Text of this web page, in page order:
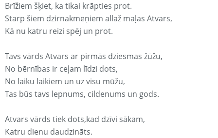
Brīžiem šķiet, ka tikai krāpties prot.
Starp šiem dzirnakmeņiem allaž maļas Atvars,
Kā nu katru reizi spēj un prot.
Tavs vārds Atvars ar pirmās dziesmas žūžu,
No bērnības ir ceļam līdzi dots,
No laiku laikiem un uz visu mūžu,
Tas būs tavs lepnums, cildenums un gods.
Atvars vārds tiek dots,kad dzīvi sākam,
Katru dienu daudzināts.